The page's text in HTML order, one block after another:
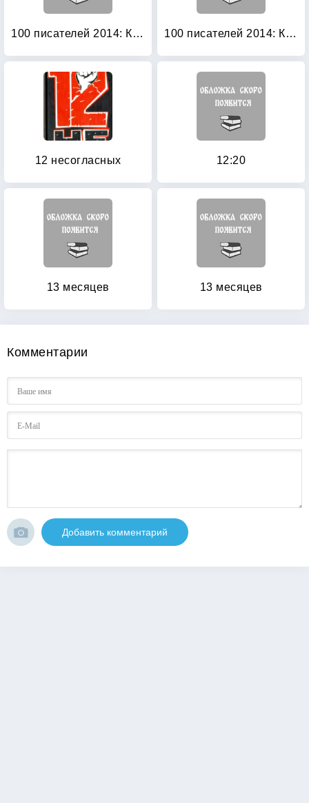
100 писателей 2014: Книга 1 100 писателей 2014: Книга 2
12 несогласных 12:20
13 месяцев 13 месяцев
Комментарии